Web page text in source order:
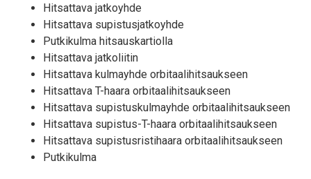
Hitsattava jatkoyhde
Hitsattava supistusjatkoyhde
Putkikulma hitsauskartiolla
Hitsattava jatkoliitin
Hitsattava kulmayhde orbitaalihitsaukseen
Hitsattava T-haara orbitaalihitsaukseen
Hitsattava supistuskulmayhde orbitaalihitsaukseen
Hitsattava supistus-T-haara orbitaalihitsaukseen
Hitsattava supistusristihaara orbitaalihitsaukseen
Putkikulma